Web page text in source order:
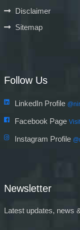
Disclaimer
Sitemap
Follow Us
LinkedIn Profile
Facebook Page
Instagram Profile
Newsletter
Latest updates, news